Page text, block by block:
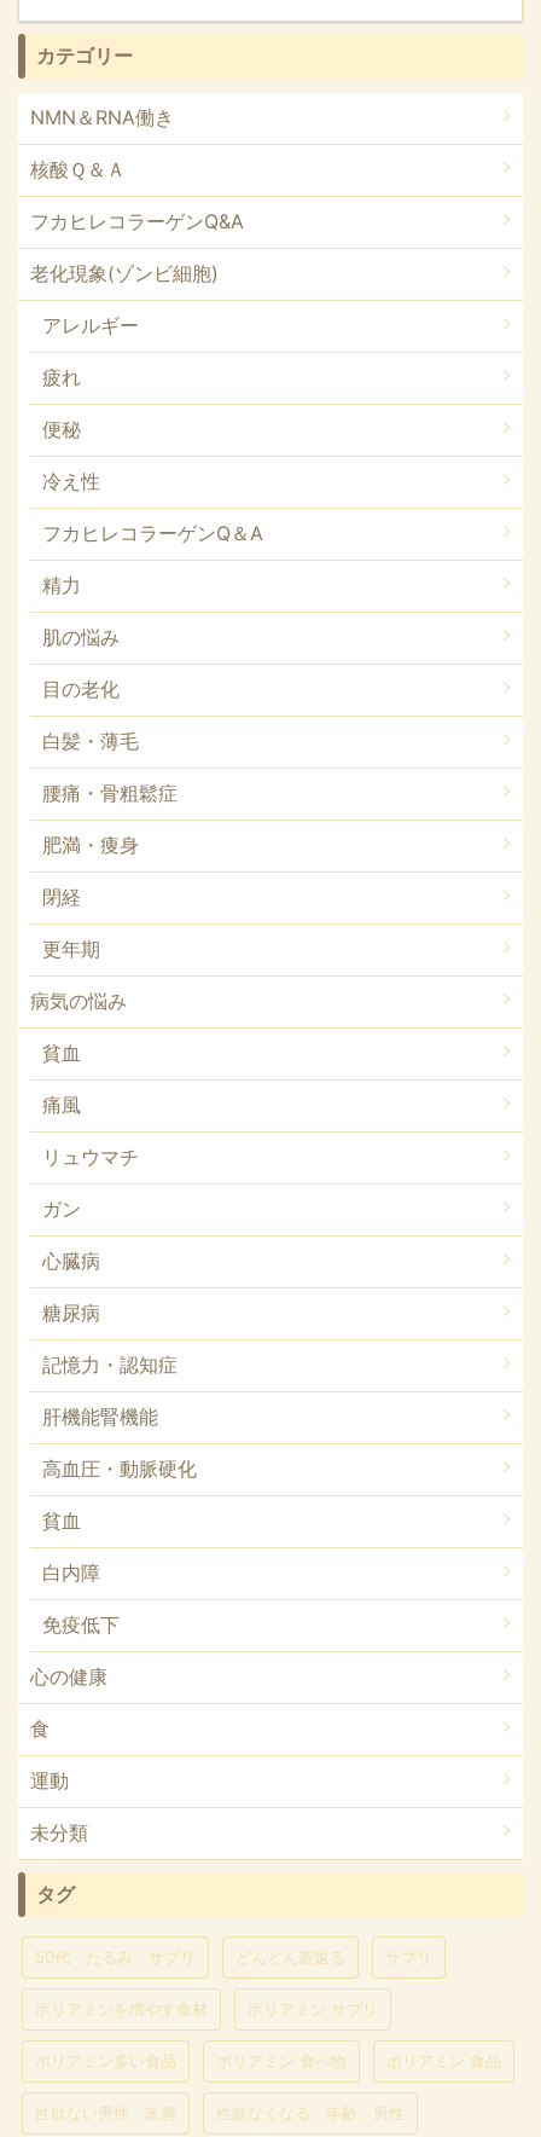
カテゴリー
NMN＆RNA働き
核酸Ｑ＆Ａ
フカヒレコラーゲンQ&A
老化現象(ゾンビ細胞)
アレルギー
疲れ
便秘
冷え性
フカヒレコラーゲンQ＆A
精力
肌の悩み
目の老化
白髪・薄毛
腰痛・骨粗鬆症
肥満・痩身
閉経
更年期
病気の悩み
貧血
痛風
リュウマチ
ガン
心臓病
糖尿病
記憶力・認知症
肝機能腎機能
高血圧・動脈硬化
貧血
白内障
免疫低下
心の健康
食
運動
未分類
タグ
50代 たるみ サプリ どんどん若返る サプリ
ポリアミンを増やす食材 ポリアミン サプリ
ポリアミン多い食品 ポリアミン 食べ物 ポリアミン 食品
性欲ない男性 改善 性欲なくなる 年齢 男性